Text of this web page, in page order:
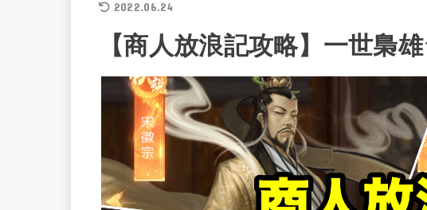
2022.06.24
【商人放浪記攻略】一世梟